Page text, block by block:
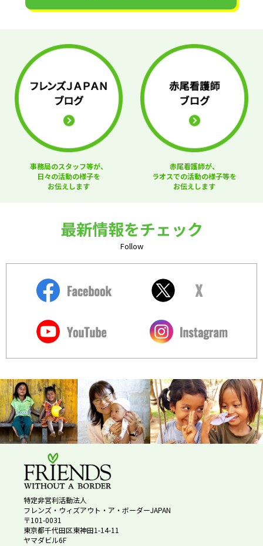
事務局のスタッフ等が、
日々の活動の様子を
お伝えします
赤尾看護師が、
ラオスでの活動の様子等を
お伝えします
最新情報をチェック
Follow
特定非営利活動法人
フレンズ・ウィズアウト・ア・ボーダーJAPAN
〒101-0031
東京都千代田区東神田1-14-11
ヤマダビル6F